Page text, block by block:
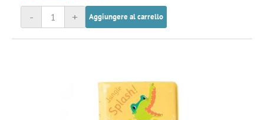
+
- Aggiungere al carrello